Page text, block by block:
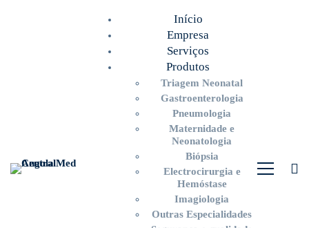
Início
Empresa
Serviços
Produtos
Triagem Neonatal
Gastroenterologia
Pneumologia
Maternidade e
Neonatologia
Biópsia
Electrocirurgia e
Hemóstase
Imagiologia
Outras Especialidades